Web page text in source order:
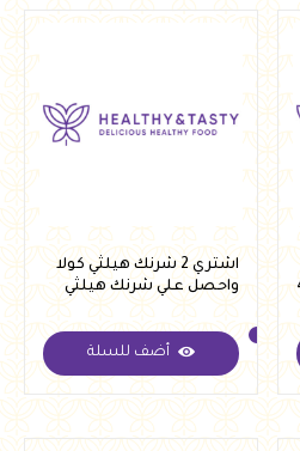
اشتري 2 شرنك هيلثي كولا
واحصل علي شرنك هيلثي
كولا هديه + 5 اوت باينس
مجانا ب 599 بدلا من 950
أضف للسلة